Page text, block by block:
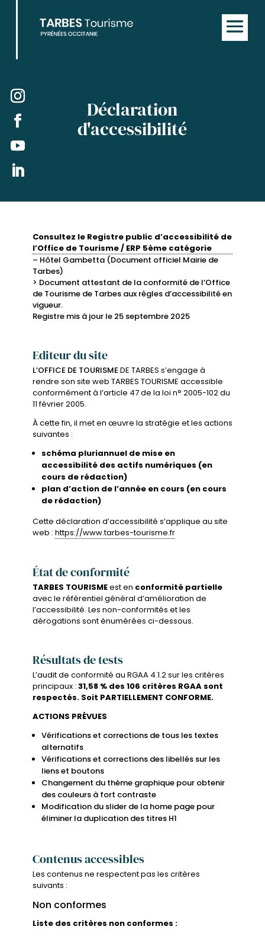
Déclaration
d'accessibilité
Consultez le Registre public d’accessibilité de
l’Office de Tourisme / ERP 5ème catégorie
– Hôtel Gambetta (Document officiel Mairie de
Tarbes)
> Document attestant de la conformité de l’Office
de Tourisme de Tarbes aux règles d’accessibilité en
vigueur.
Registre mis à jour le 25 septembre 2025
Editeur du site
L’OFFICE DE TOURISME DE TARBES s’engage à
rendre son site web TARBES TOURISME accessible
conformément à l’article 47 de la loi n° 2005-102 du
11 février 2005.
À cette fin, il met en œuvre la stratégie et les actions
suivantes :
schéma pluriannuel de mise en
accessibilité des actifs numériques (en
cours de rédaction)
plan d’action de l’année en cours (en cours
de rédaction)
Cette déclaration d’accessibilité s’applique au site
web : https://www.tarbes-tourisme.fr
État de conformité
TARBES TOURISMEest en conformité partielle
avec le référentiel général d’amélioration de
l’accessibilité. Les non-conformités et les
dérogations sont énumérées ci-dessous.
Résultats de tests
L’audit de conformité au RGAA 4.1.2 sur les critères
principaux : 31,58 % des 106 critères RGAA sont
respectés. Soit PARTIELLEMENT CONFORME.
ACTIONS PRÉVUES
Vérifications et corrections de tous les textes
alternatifs
Vérifications et corrections des libellés sur les
liens et boutons
Changement du thème graphique pour obtenir
des couleurs à fort contraste
Modification du slider de la home page pour
éliminer la duplication des titres H1
Contenus accessibles
Les contenus ne respectent pas les critères
suivants :
Non conformes
Liste des critères non conformes :